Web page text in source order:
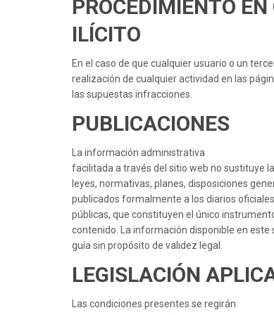
PROCEDIMIENTO
ILÍCITO
En el caso de que cualquier usuario o un
realización de cualquier actividad en las
las supuestas infracciones.
PUBLICACIONES
La información administrativa
facilitada a través del sitio web no sustituye
leyes, normativas, planes, disposiciones
publicados formalmente a los diarios
públicas, que constituyen el único
contenido. La información disponible en
guía sin propósito de validez legal.
LEGISLACIÓN
Las condiciones presentes se regirán